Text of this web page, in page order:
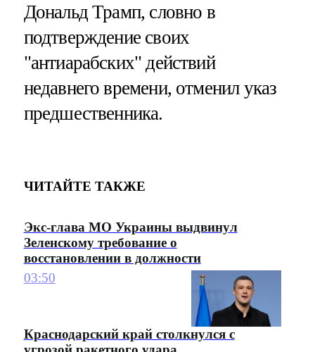
Дональд Трамп, словно в
подтверждение своих
"антиарабских" действий
недавнего времени, отменил указ
предшественника.
ЧИТАЙТЕ ТАКЖЕ
Экс-глава МО Украины выдвинул
Зеленскому требование о
восстановлении в должности
03:50
Краснодарский край столкнулся с